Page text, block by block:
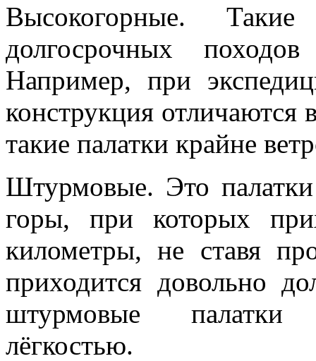
Высокогорные.
долгосрочных
Например, при
конструкция
такие палатки крайне
Штурмовые. Это
горы, при которых
километры, не ставя
приходится довольно
штурмовые палатки
лёгкостью.